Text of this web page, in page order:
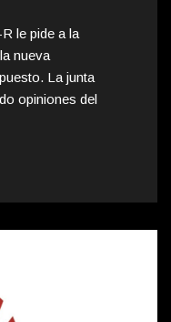
le pide a la
nueva
La junta
opiniones del